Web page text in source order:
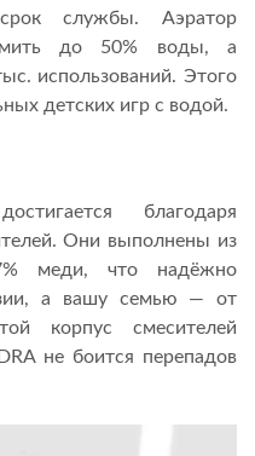
службы. Аэратор
до 50% воды, а
использований. Этого
детских игр с водой.
благодаря
Они выполнены из
меди, что надёжно
а вашу семью — от
корпус смесителей
не боится перепадов